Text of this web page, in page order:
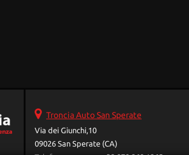
Troncia Auto San Sperate
Via dei Giunchi,10
09026 San Sperate (CA)